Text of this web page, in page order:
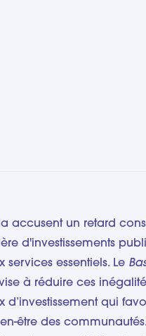
accusent un retard
d'investissements
essentiels. Le
à réduire ces
qui
être des